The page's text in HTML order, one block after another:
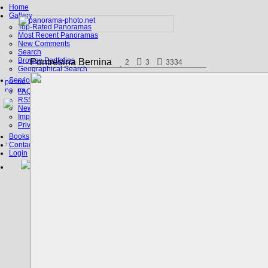
Home
Gallery
Top-Rated Panoramas
Most Recent Panoramas
New Comments
Search
Browse Portfolios
Geographical Search
Service
FAQ
RSS, Google Earth
News
Imprint
Privacy Policy
Books
Contact
Login
Pontresina Bernina 2 3 3334